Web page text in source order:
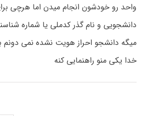
واحد رو خودشون انجام میدن اما هرچی
دانشجویی و نام گذر کدملی یا شماره
میگه دانشجو احراز هویت نشده نمی دونم
خدا یکی منو راهنمایی کنه